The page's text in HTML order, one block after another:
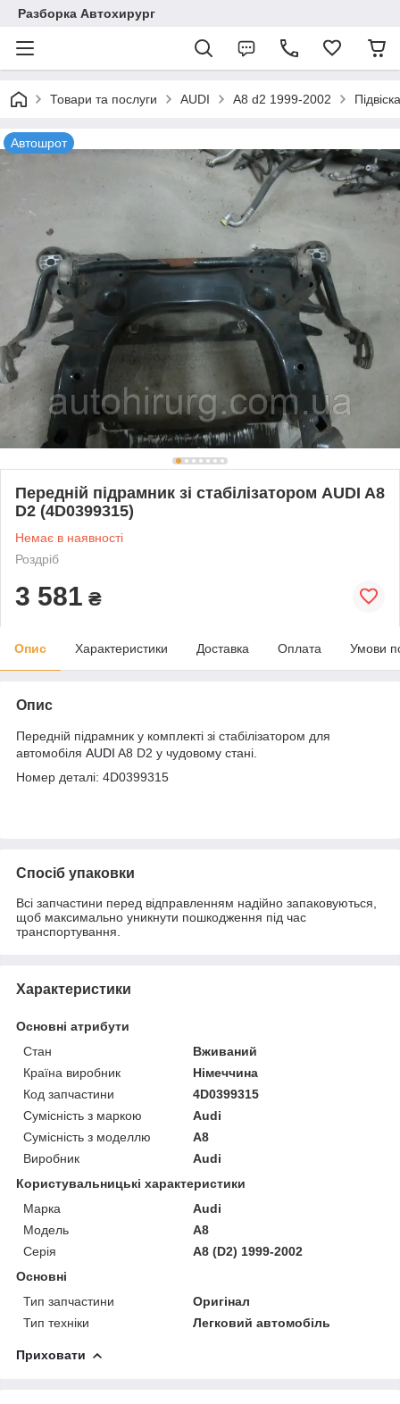
Разборка Автохирург
Товари та послуги AUDI A8 d2 1999-2002
Автошрот
Передній підрамник зі стабілізатором AUDI A8
D2 (4D0399315)
Немає в наявності
Роздріб
3 581 ₴
Опис Характеристики Доставка Оплата Умови
Опис
Передній підрамник у комплекті зі стабілізатором для
автомобіля AUDI A8 D2 у чудовому стані.
Номер деталі: 4D0399315
Спосіб упаковки
Всі запчастини перед відправленням надійно запаковуються,
щоб максимально уникнути пошкодження під час
транспортування.
Характеристики
Основні атрибути
Стан
Вживаний
Країна виробник
Німеччина
Код запчастини
4D0399315
Сумісність з маркою
Audi
Сумісність з моделлю
A8
Виробник
Audi
Користувальницькі характеристики
Марка
Audi
Модель
A8
Серія
A8 (D2) 1999-2002
Основні
Тип запчастини
Оригінал
Тип техніки
Легковий автомобіль
Приховати